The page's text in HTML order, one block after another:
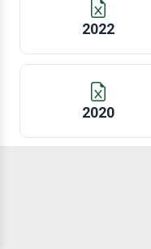
2022
2020